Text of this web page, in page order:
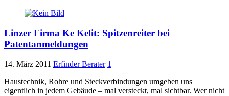
Linzer Firma Ke Kelit: Spitzenreiter bei
Patentanmeldungen
14. März 2011 Erfinder Berater 1
Haustechnik, Rohre und Steckverbindungen umgeben uns
eigentlich in jedem Gebäude – mal versteckt, mal sichtbar. Wer nicht